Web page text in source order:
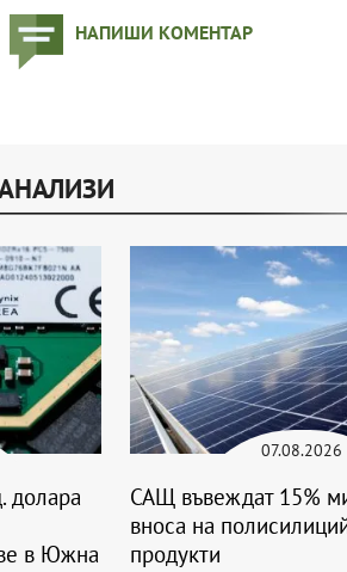
НАПИШИ КОМЕНТАР
долара
в Южна
07.08.2026
САЩ въвеждат 15%
вноса на
продукти